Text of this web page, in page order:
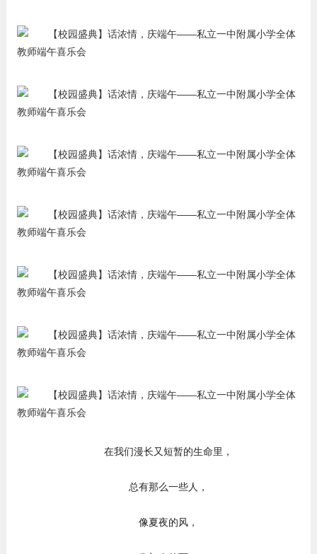
在我们漫长又短暂的生命里，
总有那么一些人，
像夏夜的风，